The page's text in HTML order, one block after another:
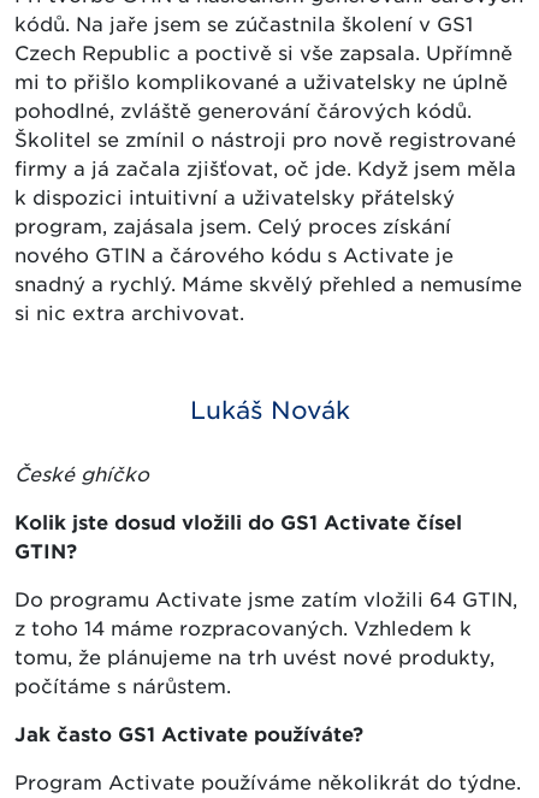
kódů. Na jaře jsem se zúčastnila školení v GS1
Czech Republic a poctivě si vše zapsala. Upřímně
mi to přišlo komplikované a uživatelsky ne úplně
pohodlné, zvláště generování čárových kódů.
Školitel se zmínil o nástroji pro nově registrované
firmy a já začala zjišťovat, oč jde. Když jsem měla
k dispozici intuitivní a uživatelsky přátelský
program, zajásala jsem. Celý proces získání
nového GTIN a čárového kódu s Activate je
snadný a rychlý. Máme skvělý přehled a nemusíme
si nic extra archivovat.
Lukáš Novák
České ghíčko
Kolik jste dosud vložili do GS1 Activate čísel
GTIN?
Do programu Activate jsme zatím vložili 64 GTIN,
z toho 14 máme rozpracovaných. Vzhledem k
tomu, že plánujeme na trh uvést nové produkty,
počítáme s nárůstem.
Jak často GS1 Activate používáte?
Program Activate používáme několikrát do týdne.